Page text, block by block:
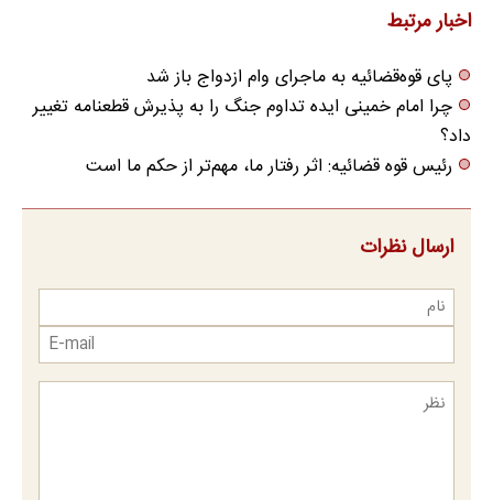
اخبار مرتبط
پای قوه‌قضائیه به ماجرای وام ازدواج باز شد
چرا امام خمینی ایده تداوم جنگ را به پذیرش قطعنامه تغییر
داد؟
رئیس قوه قضائیه: اثر رفتار ما، مهم‌تر از حکم ما است
ارسال نظرات